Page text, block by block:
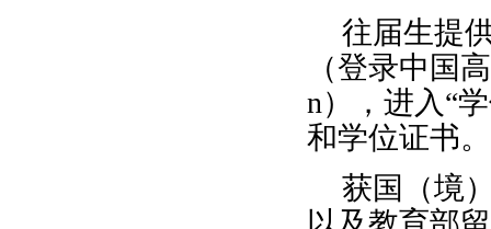
往届生提
（登录中国
n），进入“
和学位证书。
获国（境